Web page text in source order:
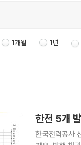
1개월 1년
한국전력공사